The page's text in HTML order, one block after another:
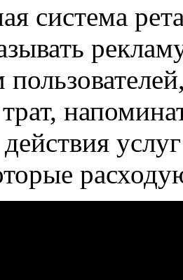
система